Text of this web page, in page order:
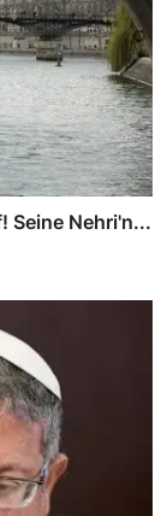
Seine Nehri'n...